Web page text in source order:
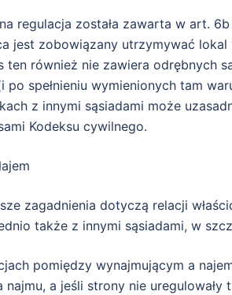
regulacja została zawarta w art.
jest zobowiązany utrzymywać
ten również nie zawiera odrębnych
po spełnieniu wymienionych tam
z innymi sąsiadami może
Kodeksu cywilnego.
zagadnienia dotyczą relacji
także z innymi sąsiadami, w
pomiędzy wynajmującym a
najmu, a jeśli strony nie